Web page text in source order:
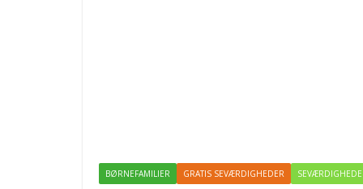
BØRNEFAMILIER GRATIS SEVÆRDIGHEDER